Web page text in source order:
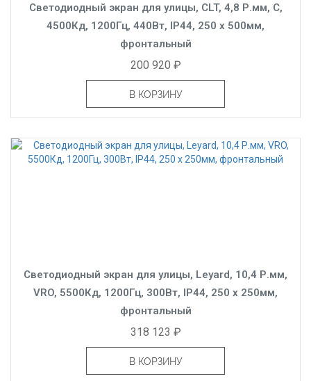
Светодиодный экран для улицы, CLT, 4,8 Р.мм, С,
4500Кд, 1200Гц, 440Вт, IP44, 250 x 500мм,
фронтальный
200 920 ₽
В КОРЗИНУ
Светодиодный экран для улицы, Leyard, 10,4 Р.мм,
VRO, 5500Кд, 1200Гц, 300Вт, IP44, 250 x 250мм,
фронтальный
318 123 ₽
В КОРЗИНУ